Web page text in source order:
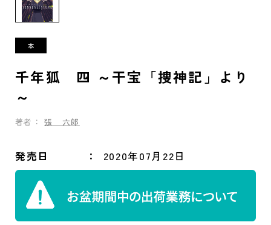
千年狐 四 ～干宝「捜神記」より
～
著者： 張 六郎
発売日 2020年07月22日